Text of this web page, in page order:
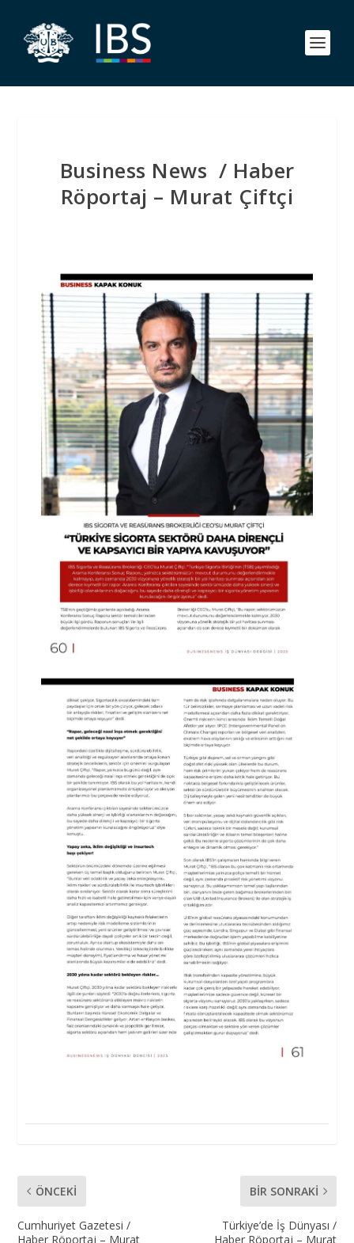
Business News / Haber
Röportaj – Murat Çiftçi
ÖNCEKI
Cumhuriyet Gazetesi /
Haber Röportaj – Murat
BIR SONRAKI
Türkiye’de İş Dünyası /
Haber Röportaj – Murat